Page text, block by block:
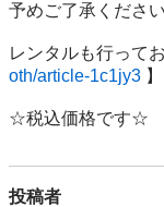
予めご了承ください
レンタルも行って
oth/article-1c1jy3 】
投稿者